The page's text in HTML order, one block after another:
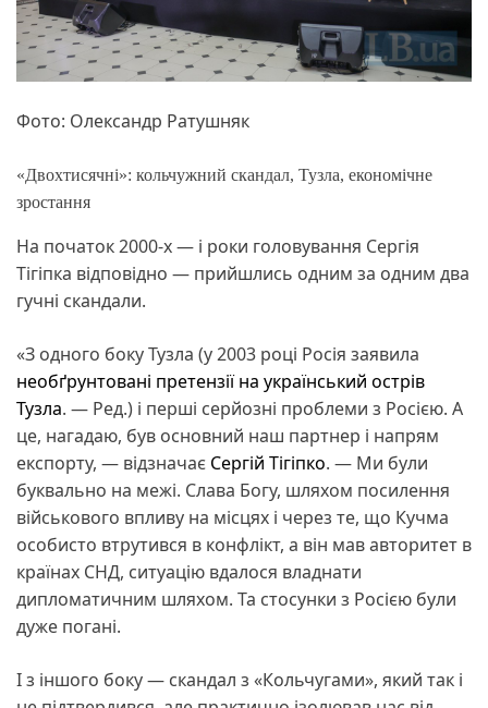
Фото: Олександр Ратушняк
«Двохтисячні»: кольчужний скандал, Тузла, економічне
зростання
На початок 2000-х — і роки головування Сергія
Тігіпка відповідно — прийшлись одним за одним два
гучні скандали.
«З одного боку Тузла (у 2003 році Росія заявила
необґрунтовані претензії на український острів
Тузла. — Ред.) і перші серйозні проблеми з Росією. А
це, нагадаю, був основний наш партнер і напрям
експорту, — відзначає Сергій Тігіпко. — Ми були
буквально на межі. Слава Богу, шляхом посилення
військового впливу на місцях і через те, що Кучма
особисто втрутився в конфлікт, а він мав авторитет в
країнах СНД, ситуацію вдалося владнати
дипломатичним шляхом. Та стосунки з Росією були
дуже погані.
І з іншого боку — скандал з «Кольчугами», який так і